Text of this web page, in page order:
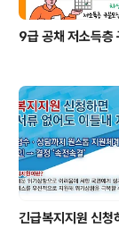
9급 공채 저소득층
긴급복지지원 신청